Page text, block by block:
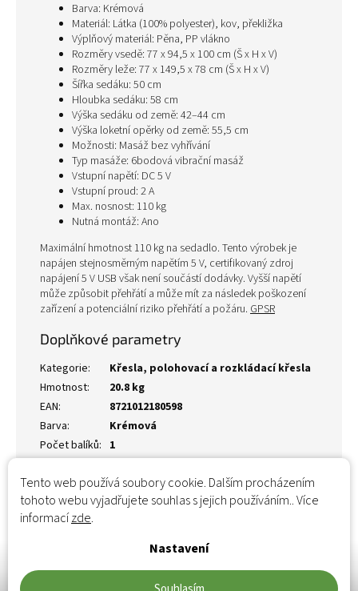
Tento web používá soubory cookie. Dalším procházením
tohoto webu vyjadřujete souhlas s jejich používáním.. Více
informacízde.
Nastavení
Barva: Krémová
Materiál: Látka (100% polyester), kov, překližka
Výplňový materiál: Pěna, PP vlákno
Rozměry vsedě: 77 x 94,5 x 100 cm (Š x H x V)
Rozměry leže: 77 x 149,5 x 78 cm (Š x H x V)
Šířka sedáku: 50 cm
Hloubka sedáku: 58 cm
Výška sedáku od země: 42–44 cm
Výška loketní opěrky od země: 55,5 cm
Možnosti: Masáž bez vyhřívání
Typ masáže: 6bodová vibrační masáž
Vstupní napětí: DC 5 V
Vstupní proud: 2 A
Max. nosnost: 110 kg
Nutná montáž: Ano
Maximální hmotnost 110 kg na sedadlo. Tento výrobek je
napájen stejnosměrným napětím 5 V, certifikovaný zdroj
napájení 5 V USB však není součástí dodávky. Vyšší napětí
může způsobit přehřátí a může mít za následek poškození
zařízení a potenciální riziko přehřátí a požáru. GPSR
Doplňkové parametry
Kategorie:
Křesla, polohovací a rozkládací křesla
Hmotnost:
20.8 kg
EAN:
8721012180598
Barva:
Krémová
Počet balíků: 1